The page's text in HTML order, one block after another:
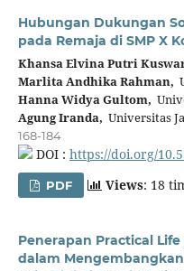
Hubungan Dukungan
pada Remaja di SMP X
Khansa Elvina Putri
Marlita Andhika Rahman,
Hanna Widya Gultom,
Agung Iranda, Universitas
168-184
DOI : https://doi.org/
PDF Views: 18
Penerapan Practical
dalam